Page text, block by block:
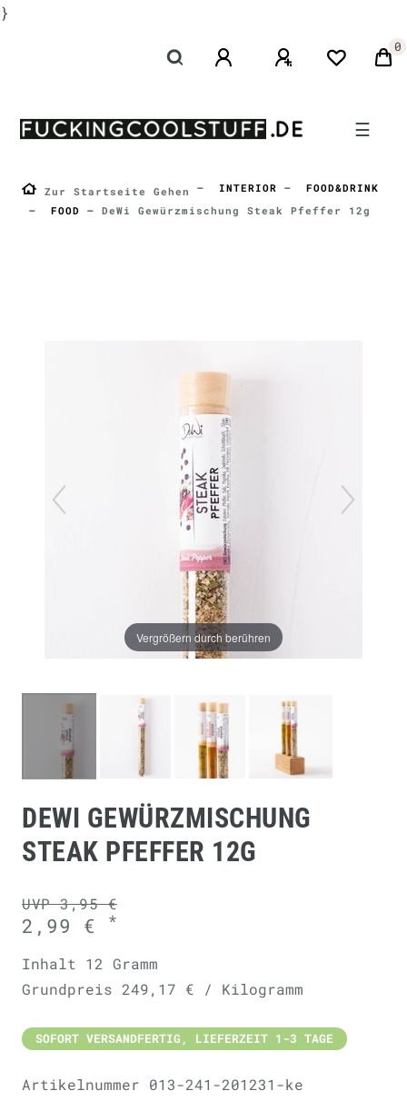
}
0
☰
Zur Startseite Gehen INTERIOR
FOOD&DRINK
FOOD
DeWi Gewürzmischung Steak Pfeffer 12g
Vergrößern durch berühren
DEWI GEWÜRZMISCHUNG
STEAK PFEFFER 12G
UVP 3,95 €
2,99 € *
Inhalt 12 Gramm
Grundpreis 249,17 € / Kilogramm
SOFORT VERSANDFERTIG, LIEFERZEIT 1-3 TAGE
Artikelnummer 013-241-201231-ke